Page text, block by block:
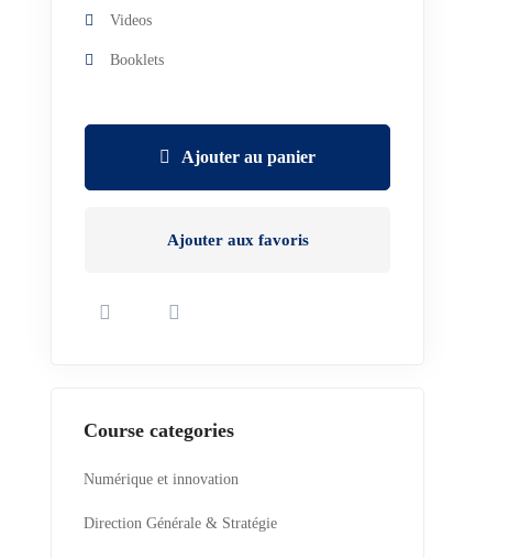
Videos
Booklets
Ajouter au panier
Ajouter aux favoris
Course categories
Numérique et innovation
Direction Générale & Stratégie